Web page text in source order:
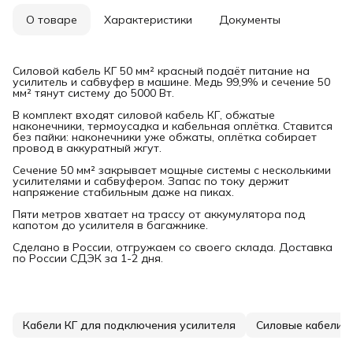
О товаре Характеристики Документы
Силовой кабель КГ 50 мм² красный подаёт питание на
усилитель и сабвуфер в машине. Медь 99,9% и сечение 50
мм² тянут систему до 5000 Вт.
В комплект входят силовой кабель КГ, обжатые
наконечники, термоусадка и кабельная оплётка. Ставится
без пайки: наконечники уже обжаты, оплётка собирает
провод в аккуратный жгут.
Сечение 50 мм² закрывает мощные системы с несколькими
усилителями и сабвуфером. Запас по току держит
напряжение стабильным даже на пиках.
Пяти метров хватает на трассу от аккумулятора под
капотом до усилителя в багажнике.
Сделано в России, отгружаем со своего склада. Доставка
по России СДЭК за 1-2 дня.
Кабели КГ для подключения усилителя Силовые кабели